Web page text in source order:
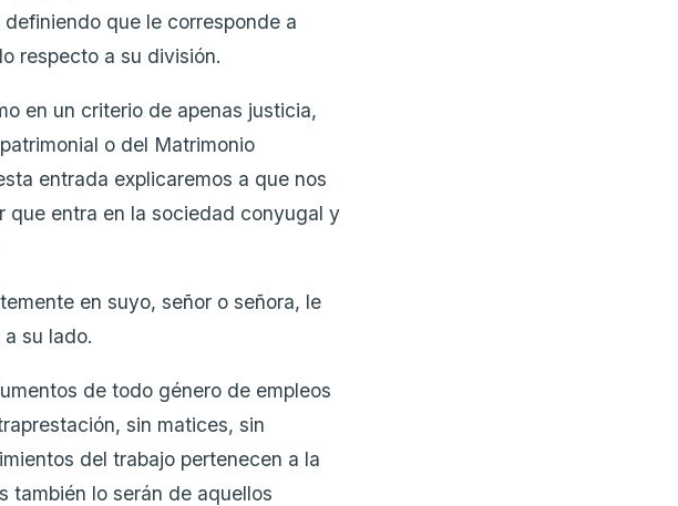
que le corresponde a
respecto a su división.
en un criterio de apenas justicia,
o del Matrimonio
entrada explicaremos a que nos
que entra en la sociedad conyugal y
en suyo, señor o señora, le
su lado.
de todo género de empleos
sin matices, sin
del trabajo pertenecen a la
también lo serán de aquellos